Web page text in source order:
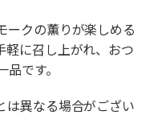
ークの薫りが楽しめる
軽に召し上がれ、おつ
です。
は異なる場合がござい